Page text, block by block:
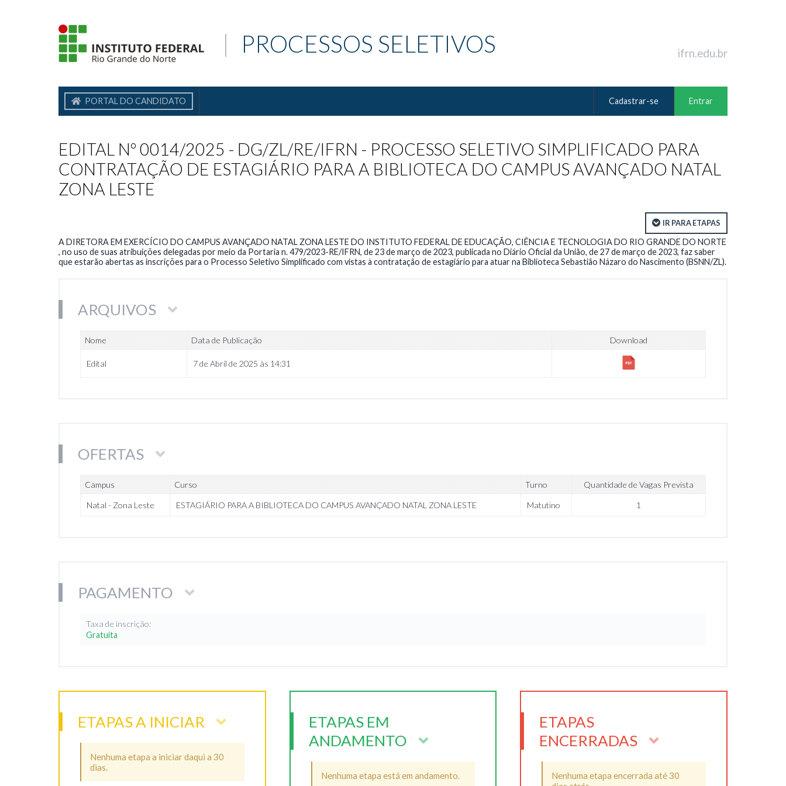
| PROCESSOS SELETIVOS ifrn.edu.br
PORTAL DO CANDIDATO Entrar
Cadastrar-se
EDITAL Nº 0014/2025 - DG/ZL/RE/IFRN - PROCESSO SELETIVO SIMPLIFICADO PARA
CONTRATAÇÃO DE ESTAGIÁRIO PARA A BIBLIOTECA DO CAMPUS AVANÇADO NATAL
ZONA LESTE
IR PARA ETAPAS
A DIRETORA EM EXERCÍCIO DO CAMPUS AVANÇADO NATAL ZONA LESTE DO INSTITUTO FEDERAL DE EDUCAÇÃO, CIÊNCIA E TECNOLOGIA DO RIO GRANDE DO NORTE
, no uso de suas atribuições delegadas por meio da Portaria n. 479/2023-RE/IFRN, de 23 de março de 2023, publicada no Diário Oficial da União, de 27 de março de 2023, faz saber
que estarão abertas as inscrições para o Processo Seletivo Simplificado com vistas à contratação de estagiário para atuar na Biblioteca Sebastião Názaro do Nascimento (BSNN/ZL).
ARQUIVOS
Nome Data de Publicação Download
Edital 7 de Abril de 2025 às 14:31
OFERTAS
Campus Curso Turno Quantidade de Vagas Prevista
Natal - Zona Leste ESTAGIÁRIO PARA A BIBLIOTECA DO CAMPUS AVANÇADO NATAL ZONA LESTE Matutino 1
PAGAMENTO
Taxa de inscrição:
Gratuita
ETAPAS A INICIAR
Nenhuma etapa a iniciar daqui a 30
dias.
ETAPAS EM
ANDAMENTO
Nenhuma etapa está em andamento.
ETAPAS
ENCERRADAS
Nenhuma etapa encerrada até 30